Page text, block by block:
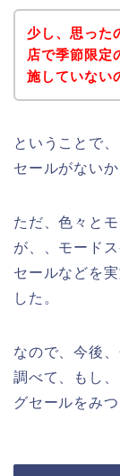
少し、思った
店で季節限定
施していない
ということで
セールがない
ただ、色々と
が、、モード
セールなどを
した。
なので、今後
調べて、もし
グセールをみ